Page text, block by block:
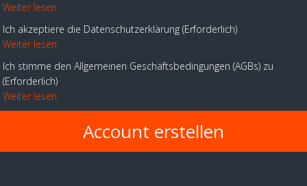
Weiter lesen
Ich akzeptiere die Datenschutzerklärung Erforderlich
Weiter lesen
Ich stimme den Allgemeinen Geschäftsbedingungen (AGBs) zu
Erforderlich
Weiter lesen